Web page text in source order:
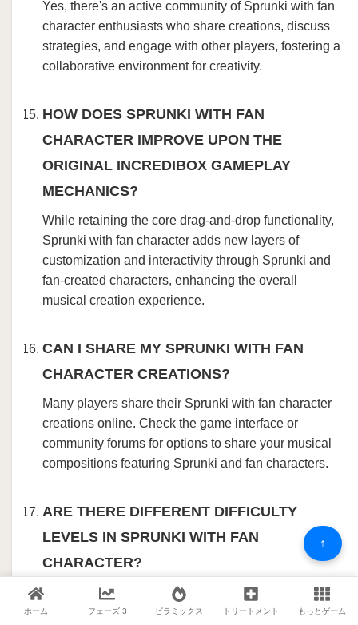
↑
Yes, there's an active community of Sprunki with fan
character enthusiasts who share creations, discuss
strategies, and engage with other players, fostering a
collaborative environment for creativity.
HOW DOES SPRUNKI WITH FAN
CHARACTER IMPROVE UPON THE
ORIGINAL INCREDIBOX GAMEPLAY
MECHANICS?
While retaining the core drag-and-drop functionality,
Sprunki with fan character adds new layers of
customization and interactivity through Sprunki and
fan-created characters, enhancing the overall
musical creation experience.
CAN I SHARE MY SPRUNKI WITH FAN
CHARACTER CREATIONS?
Many players share their Sprunki with fan character
creations online. Check the game interface or
community forums for options to share your musical
compositions featuring Sprunki and fan characters.
ARE THERE DIFFERENT DIFFICULTY
LEVELS IN SPRUNKI WITH FAN
CHARACTER?
Sprunki with fan character is designed to be
accessible to all skill levels. While there may not be
ホーム フェーズ 3 ピラミックス トリートメント もっとゲーム